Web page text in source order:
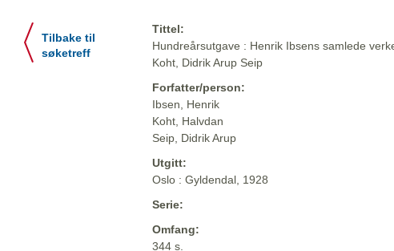
Tilbake til
søketreff
Tittel:
Hundreårsutgave : Henrik Ibsens samlede
Koht, Didrik Arup Seip
Forfatter/person:
Ibsen, Henrik
Koht, Halvdan
Seip, Didrik Arup
Utgitt:
Oslo : Gyldendal, 1928
Serie:
Omfang:
344 s.